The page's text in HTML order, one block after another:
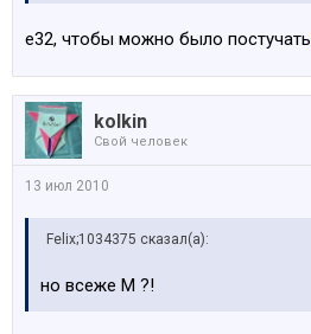
e32, чтобы можно было постучать
kolkin
Свой человек
13 июл 2010
Felix;1034375 сказал(а):
но всеже М ?!